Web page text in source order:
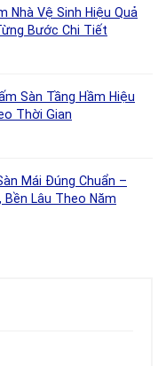
Nhà Vệ Sinh Hiệu Quả
Bước Chi Tiết
Sàn Tầng Hầm Hiệu
Thời Gian
Mái Đúng Chuẩn –
Lâu Theo Năm